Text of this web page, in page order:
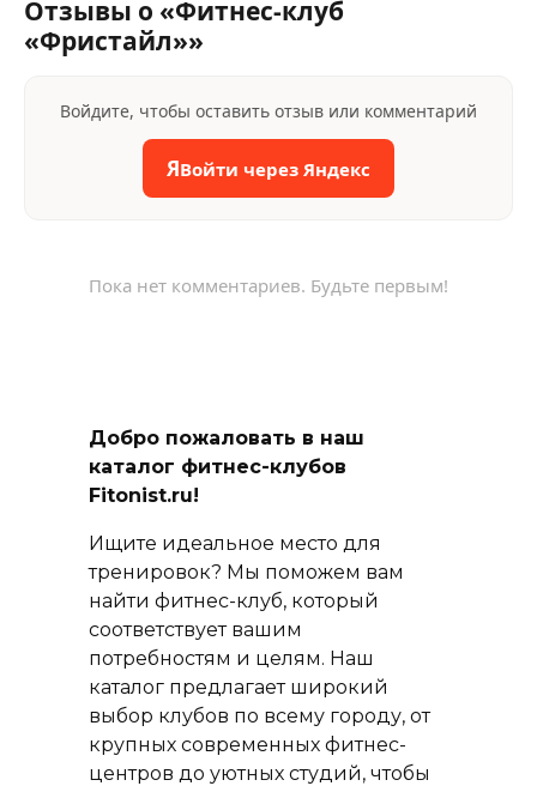
Отзывы о «Фитнес-клуб
«Фристайл»»
Войдите, чтобы оставить отзыв или комментарий
ЯВойти через Яндекс
Пока нет комментариев. Будьте первым!
Добро пожаловать в наш
каталог фитнес-клубов
Fitonist.ru!
Ищите идеальное место для
тренировок? Мы поможем вам
найти фитнес-клуб, который
соответствует вашим
потребностям и целям. Наш
каталог предлагает широкий
выбор клубов по всему городу, от
крупных современных фитнес-
центров до уютных студий, чтобы